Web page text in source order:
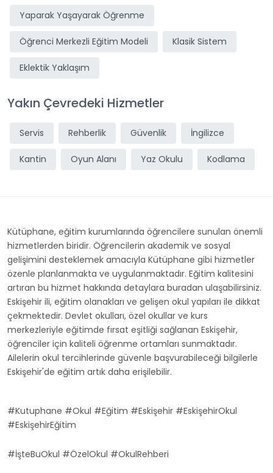
Yaparak Yaşayarak Öğrenme
Öğrenci Merkezli Eğitim Modeli Klasik Sistem
Eklektik Yaklaşım
Yakın Çevredeki Hizmetler
Servis Rehberlik Güvenlik İngilizce
Kantin Oyun Alanı Yaz Okulu Kodlama
Kütüphane, eğitim kurumlarında öğrencilere sunulan önemli
hizmetlerden biridir. Öğrencilerin akademik ve sosyal
gelişimini desteklemek amacıyla Kütüphane gibi hizmetler
özenle planlanmakta ve uygulanmaktadır. Eğitim kalitesini
artıran bu hizmet hakkında detaylara buradan ulaşabilirsiniz.
Eskişehir ili, eğitim olanakları ve gelişen okul yapıları ile dikkat
çekmektedir. Devlet okulları, özel okullar ve kurs
merkezleriyle eğitimde fırsat eşitliği sağlanan Eskişehir,
öğrenciler için kaliteli öğrenme ortamları sunmaktadır.
Ailelerin okul tercihlerinde güvenle başvurabileceği bilgilerle
Eskişehir'de eğitim artık daha erişilebilir.
#Kutuphane #Okul #Eğitim #Eskişehir #EskişehirOkul
#EskişehirEğitim
#İşteBuOkul #ÖzelOkul #OkulRehberi